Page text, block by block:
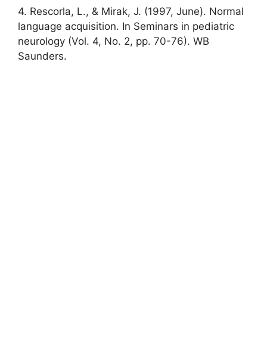
4. Rescorla, L., & Mirak, J. (1997, June). Normal
language acquisition. In Seminars in pediatric
neurology (Vol. 4, No. 2, pp. 70-76). WB
Saunders.